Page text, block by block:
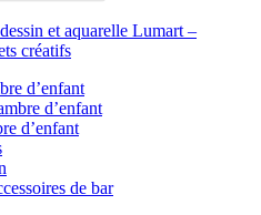
et aquarelle Lumart –
créatifs
d’enfant
d’enfant
d’enfant
de bar